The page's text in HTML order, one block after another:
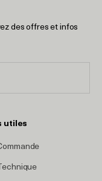
des offres et infos
utiles